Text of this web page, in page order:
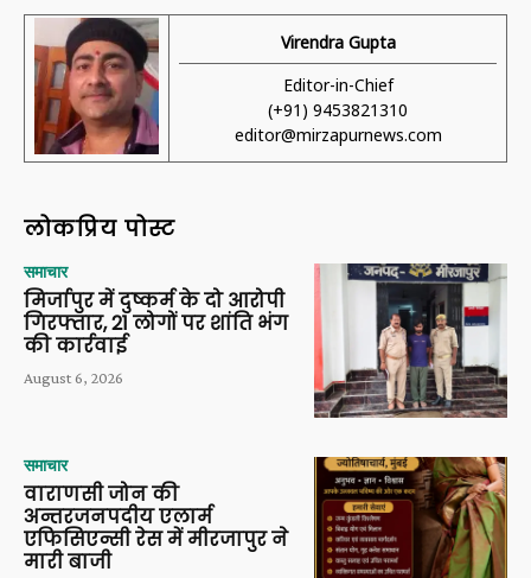
Virendra Gupta
Editor-in-Chief
(+91) 9453821310
editor@mirzapurnews.com
लोकप्रिय पोस्ट
समाचार
मिर्जापुर में दुष्कर्म के दो आरोपी
गिरफ्तार, 21 लोगों पर शांति भंग
की कार्रवाई
August 6, 2026
समाचार
वाराणसी जोन की
अन्तरजनपदीय एलार्म
एफिसिएन्सी रेस में मीरजापुर ने
मारी बाजी